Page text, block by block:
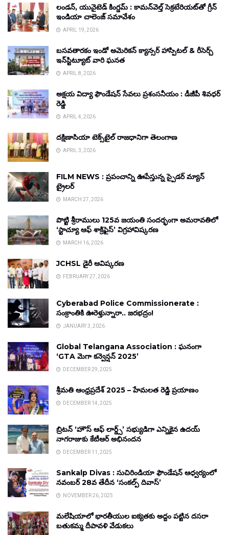
లండన్, యునైటెడ్ కింగ్డమ్ : కామన్‌వెల్త్ సెక్రటేరియట్‌తో గ్రీన్
ఇండియా చాలెంజ్ సమావేశం
APRIL 19, 2026
బసవతారకం ఇండో అమెరికన్ క్యాన్సర్ హాస్పిటల్ & రీసెర్చ్
ఇన్‌స్టిట్యూట్ వారి ఘనత
APRIL 8, 2026
అక్షయ విద్యా ఫౌండేషన్ సేవలు ప్రశంసనీయం : డీజీపీ శివధర్
రెడ్డి
APRIL 4, 2026
దక్షిణాసియా టెక్స్‌టైల్ రాజధానిగా తెలంగాణ
APRIL 3, 2026
FILM NEWS : ప్రపంచాన్ని ఊపేస్తున్న స్పైడర్ మ్యాన్
ట్రైలర్
MARCH 27, 2026
పొట్టి శ్రీరాములు 125వ జయంతి సందర్భంగా అమరావతిలో
‘స్టాచ్యూ ఆఫ్ శాక్రిఫైస్’ విగ్రహావిష్కరణ
MARCH 16, 2026
JCHSL డైరీ ఆవిష్కరణ
FEBRUARY 27, 2026
Cyberabad Police Commissionerate :
సంక్రాంతికి ఊరెళ్తున్నారా.. జరభద్రం!
JANUARY 3, 2026
Global Telangana Association : ఘనంగా
‘GTA మెగా కన్వెన్షన్ 2025’
DECEMBER 29, 2025
శ్రీమతి ఆంధ్రప్రదేశ్ 2025 – హేమలత రెడ్డి ప్రయాణం
DECEMBER 14, 2025
బ్రిటన్ ‘హౌస్ ఆఫ్ లార్డ్స్’ సభ్యుడిగా ఎన్నికైన ఉదయ్
నాగరాజుకు కేటీఆర్ అభినందన
DECEMBER 11, 2025
Sankalp Divas : సుచిరిండియా ఫౌండేషన్ ఆధ్వర్యంలో
నవంబర్ 28వ తేదీన ‘సంకల్ప్ దివాస్’
NOVEMBER 26, 2025
మలేషియాలో భారతీయుల ఐక్యతకు అద్దం పట్టిన దసరా
బతుకమ్మ దీపావళి వేడుకలు